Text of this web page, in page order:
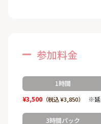
参加料金
1時間
¥3,500（税込 ¥3,850） ※延
3時間パック